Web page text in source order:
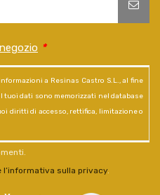
*
a Resinas Castro S.L., al fine
dati sono memorizzati nel database
diritti di accesso, rettifica, limitazione o
l’informativa sulla privacy.